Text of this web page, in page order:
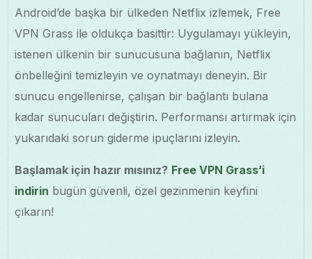
Android’de başka bir ülkeden Netflix izlemek, Free
VPN Grass ile oldukça basittir: Uygulamayı yükleyin,
istenen ülkenin bir sunucusuna bağlanın, Netflix
önbelleğini temizleyin ve oynatmayı deneyin. Bir
sunucu engellenirse, çalışan bir bağlantı bulana
kadar sunucuları değiştirin. Performansı artırmak için
yukarıdaki sorun giderme ipuçlarını izleyin.
Başlamak için hazır mısınız? Free VPN Grass’i
indirin bugün güvenli, özel gezinmenin keyfini
çıkarın!